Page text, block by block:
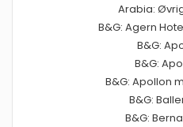
Arabia:
B&G: Agern
B&G:
B&G:
B&G: Apollon
B&G:
B&G: